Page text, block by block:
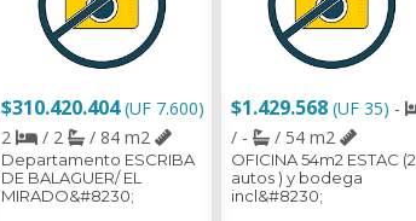
$310.420.404(UF 7.600)
2
/ 2 / 84 m2
Departamento ESCRIBA
DE BALAGUER/ EL
MIRADO&#8230;
$1.429.568 (UF 35) -
/ -
/ 54 m2
OFICINA 54m2 ESTAC (2
autos ) y bodega
incl&#8230;